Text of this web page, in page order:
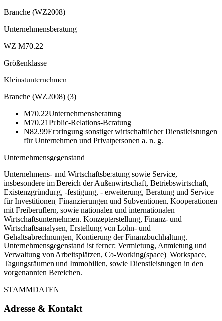
Branche (WZ2008)
Unternehmensberatung
WZ M70.22
Größenklasse
Kleinstunternehmen
Branche (WZ2008) (3)
M70.22Unternehmensberatung
M70.21Public-Relations-Beratung
N82.99Erbringung sonstiger wirtschaftlicher Dienstleistungen
für Unternehmen und Privatpersonen a. n. g.
Unternehmensgegenstand
Unternehmens- und Wirtschaftsberatung sowie Service,
insbesondere im Bereich der Außenwirtschaft, Betriebswirtschaft,
Existenzgründung, -festigung, - erweiterung, Beratung und Service
für Investitionen, Finanzierungen und Subventionen, Kooperationen
mit Freiberuflern, sowie nationalen und internationalen
Wirtschaftsunternehmen. Konzepterstellung, Finanz- und
Wirtschaftsanalysen, Erstellung von Lohn- und
Gehaltsabrechnungen, Kontierung der Finanzbuchhaltung.
Unternehmensgegenstand ist ferner: Vermietung, Anmietung und
Verwaltung von Arbeitsplätzen, Co-Working(space), Workspace,
Tagungsräumen und Immobilien, sowie Dienstleistungen in den
vorgenannten Bereichen.
STAMMDATEN
Adresse & Kontakt